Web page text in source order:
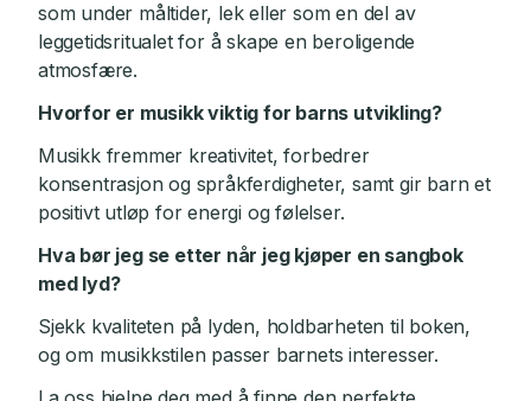
som under måltider, lek eller som en del av
leggetidsritualet for å skape en beroligende
atmosfære.
Hvorfor er musikk viktig for barns utvikling?
Musikk fremmer kreativitet, forbedrer
konsentrasjon og språkferdigheter, samt gir barn et
positivt utløp for energi og følelser.
Hva bør jeg se etter når jeg kjøper en sangbok
med lyd?
Sjekk kvaliteten på lyden, holdbarheten til boken,
og om musikkstilen passer barnets interesser.